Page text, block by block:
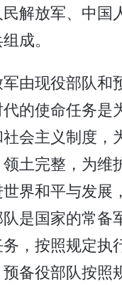
解放军、中国
成。
由现役部队和
的使命任务是
会主义制度，
土完整，为维
界和平与发展
是国家的常备
，按照规定执
备役部队按照